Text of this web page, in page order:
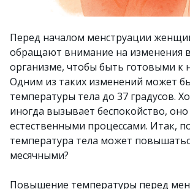
Перед началом менструации
обращают внимание на изменения
организме, чтобы быть готовыми к
Одним из таких изменений может
температуры тела до 37 градусов.
иногда вызывает беспокойство, оно
естественными процессами. Итак,
температура тела может
месячными?
Повышение температуры перед